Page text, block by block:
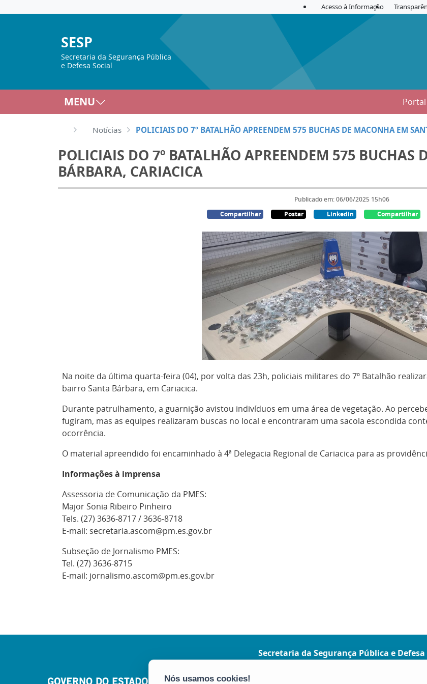
Acesso à Informação
SESP
Secretaria da Segurança Pública
e Defesa Social
MENU
Notícias POLICIAIS DO 7º BATALHÃO APREENDEM 575 BUCHAS DE MACONHA EM
POLICIAIS DO 7º BATALHÃO APREENDEM 575 BUCHAS
BÁRBARA, CARIACICA
Publicado em: 06/06/2025 15h06
Compartilhar
Postar Linkedin Compartilhar
Na noite da última quarta-feira (04), por volta das 23h, policiais militares do 7º Batalhão
bairro Santa Bárbara, em Cariacica.
Durante patrulhamento, a guarnição avistou indivíduos em uma área de vegetação. Ao
fugiram, mas as equipes realizaram buscas no local e encontraram uma sacola escondida
ocorrência.
O material apreendido foi encaminhado à 4ª Delegacia Regional de Cariacica para as
Informações à imprensa
Assessoria de Comunicação da PMES:
Major Sonia Ribeiro Pinheiro
Tels. (27) 3636-8717 / 3636-8718
E-mail: secretaria.ascom@pm.es.gov.br
Subseção de Jornalismo PMES:
Tel. (27) 3636-8715
E-mail: jornalismo.ascom@pm.es.gov.br
Secretaria da Segurança Pública e Defesa